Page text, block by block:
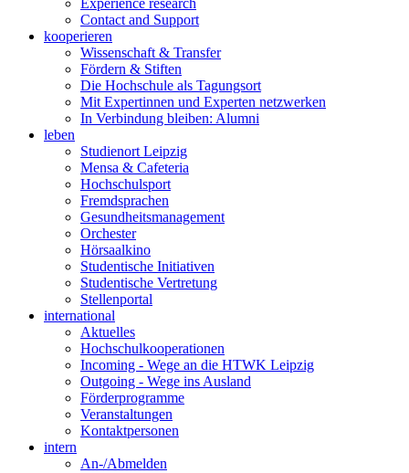
Experience research
Contact and Support
kooperieren
Wissenschaft & Transfer
Fördern & Stiften
Die Hochschule als Tagungsort
Mit Expertinnen und Experten netzwerken
In Verbindung bleiben: Alumni
leben
Studienort Leipzig
Mensa & Cafeteria
Hochschulsport
Fremdsprachen
Gesundheitsmanagement
Orchester
Hörsaalkino
Studentische Initiativen
Studentische Vertretung
Stellenportal
international
Aktuelles
Hochschulkooperationen
Incoming - Wege an die HTWK Leipzig
Outgoing - Wege ins Ausland
Förderprogramme
Veranstaltungen
Kontaktpersonen
intern
An-/Abmelden